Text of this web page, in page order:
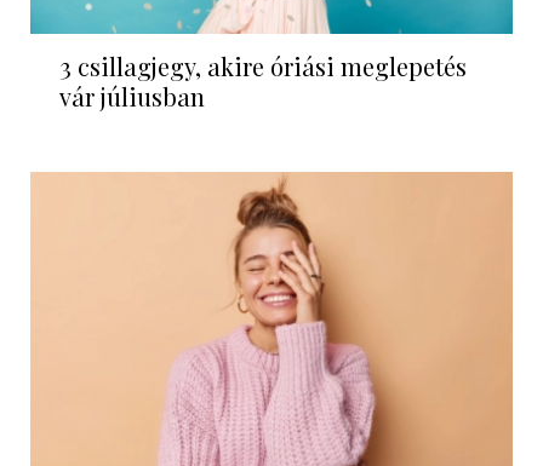
3 csillagjegy, akire óriási meglepetés
vár júliusban